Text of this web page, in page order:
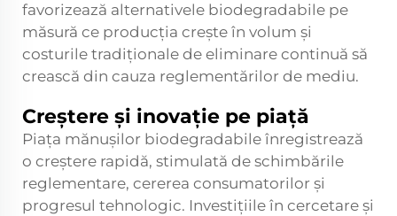
favorizează alternativele biodegradabile pe
măsură ce producția crește în volum și
costurile tradiționale de eliminare continuă să
crească din cauza reglementărilor de mediu.
Creștere și inovație pe piață
Piața mănușilor biodegradabile înregistrează
o creștere rapidă, stimulată de schimbările
reglementare, cererea consumatorilor și
progresul tehnologic. Investițiile în cercetare și